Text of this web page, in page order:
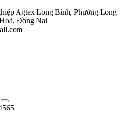
Agtex Long Bình, Phường Long
Đồng Nai